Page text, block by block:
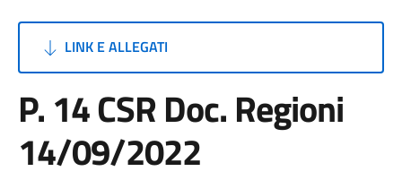
LINK E ALLEGATI
P. 14 CSR Doc. Regioni
14/09/2022